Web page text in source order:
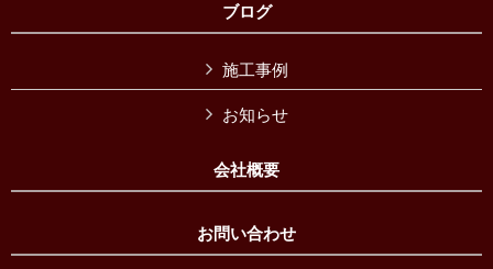
ブログ
施工事例
お知らせ
会社概要
お問い合わせ